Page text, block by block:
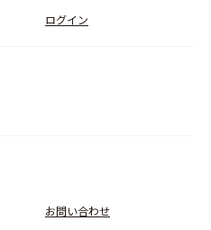
ログイン
お問い合わせ